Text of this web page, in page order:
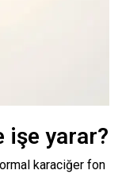
işe yarar?
karaciğer fon